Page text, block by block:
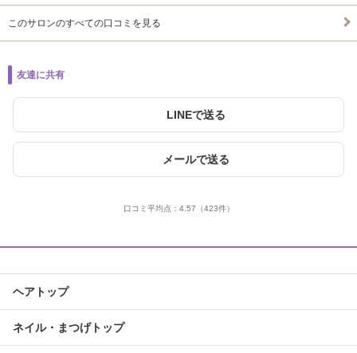
このサロンのすべての口コミを見る
友達に共有
LINEで送る
メールで送る
口コミ平均点： 4.57 （423件）
ヘアトップ
ネイル・まつげトップ